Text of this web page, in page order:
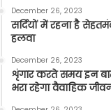
December 26, 2023
सर्दियों में रहना है
हलवा
December 26, 2023
शृंगार करते समय इन
भरा रहेगा वैवाहिक